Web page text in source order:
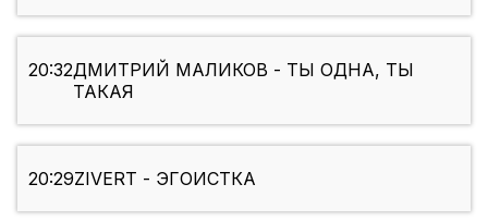
20:32ДМИТРИЙ МАЛИКОВ - ТЫ ОДНА, ТЫ
ТАКАЯ
20:29ZIVERT - ЭГОИСТКА